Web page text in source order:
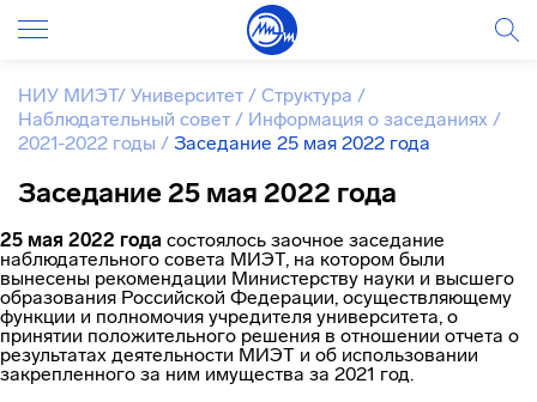
НИУ МИЭТ/ Университет / Структура /
Наблюдательный совет / Информация о заседаниях /
2021-2022 годы / Заседание 25 мая 2022 года
Заседание 25 мая 2022 года
25 мая 2022 года состоялось заочное заседание
наблюдательного совета МИЭТ, на котором были
вынесены рекомендации Министерству науки и высшего
образования Российской Федерации, осуществляющему
функции и полномочия учредителя университета, о
принятии положительного решения в отношении отчета о
результатах деятельности МИЭТ и об использовании
закрепленного за ним имущества за 2021 год.